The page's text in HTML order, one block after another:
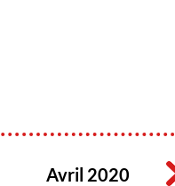
Avril 2020